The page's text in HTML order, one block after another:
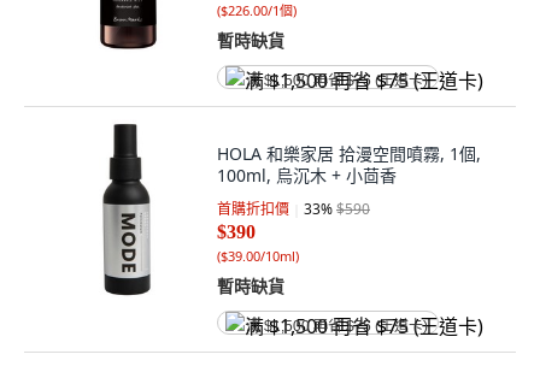
($226.00/1個)
暫時缺貨
满 $1,500 再省 $75 (王道卡)
HOLA 和樂家居 拾漫空間噴霧, 1個,
100ml, 烏沉木 + 小茴香
首購折扣價 33%$590
$390
($39.00/10ml)
暫時缺貨
满 $1,500 再省 $75 (王道卡)